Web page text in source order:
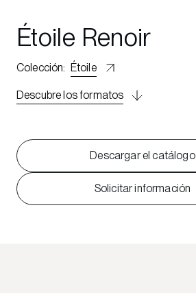
Étoile Renoir
Colección: Étoile
Descubre los formatos
Descargar el catálogo
Solicitar información